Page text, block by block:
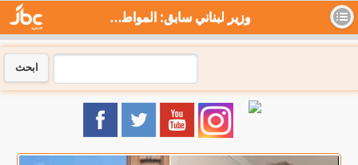
وزير لبناني سابق: المواطن هو أكبر متضرر من انهيار الاقتصاد - جي بي سي نيوز
ابحث